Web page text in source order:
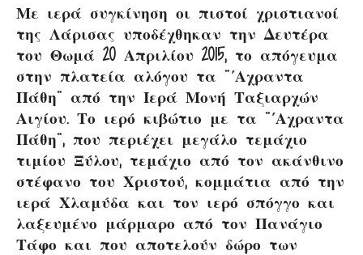
Με ιερά συγκίνηση οι πιστοί χριστιανοί
της Λάρισας υποδέχθηκαν την Δευτέρα
του Θωμά 20 Απριλίου 2015, το απόγευμα
στην πλατεία αλόγου τα ¨΄Αχραντα
Πάθη¨ από την Ιερά Μονή Ταξιαρχών
Αιγίου. Το ιερό κιβώτιο με τα ¨΄Αχραντα
Πάθη¨, που περιέχει μεγάλο τεμάχιο
τιμίου Ξύλου, τεμάχιο από τον ακάνθινο
στέφανο του Χριστού, κομμάτια από την
ιερά Χλαμύδα και τον ιερό σπόγγο και
λαξευμένο μάρμαρο από τον Πανάγιο
Τάφο και που αποτελούν δώρο των